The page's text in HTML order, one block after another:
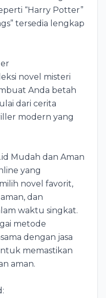
“Harry Potter”
tersedia lengkap
novel misteri
Anda betah
dari cerita
modern yang
Mudah dan Aman
yang
novel favorit,
dan
waktu singkat.
metode
dengan jasa
memastikan
aman.